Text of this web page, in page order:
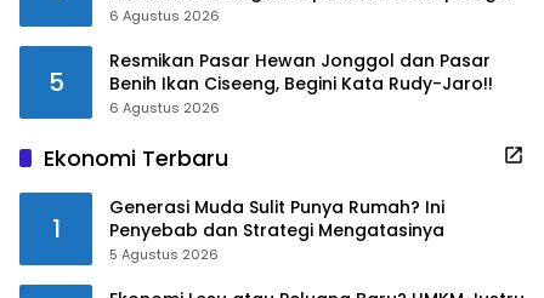
6 Agustus 2026
5
Resmikan Pasar Hewan Jonggol dan Pasar
Benih Ikan Ciseeng, Begini Kata Rudy-Jaro!!
6 Agustus 2026
Ekonomi Terbaru
1
Generasi Muda Sulit Punya Rumah? Ini
Penyebab dan Strategi Mengatasinya
5 Agustus 2026